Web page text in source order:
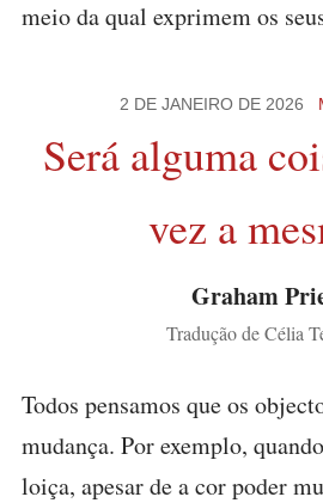
meio da qual exprimem os
2 DE JANEIRO DE 2026
Será alguma
vez a
Graham
Tradução de Célia
Todos pensamos que os
mudança. Por exemplo,
loiça, apesar de a cor poder